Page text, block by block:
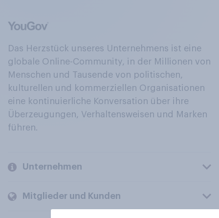
Das Herzstück unseres Unternehmens ist eine
globale Online-Community, in der Millionen von
Menschen und Tausende von politischen,
kulturellen und kommerziellen Organisationen
eine kontinuierliche Konversation über ihre
Überzeugungen, Verhaltensweisen und Marken
führen.
Unternehmen
Mitglieder und Kunden